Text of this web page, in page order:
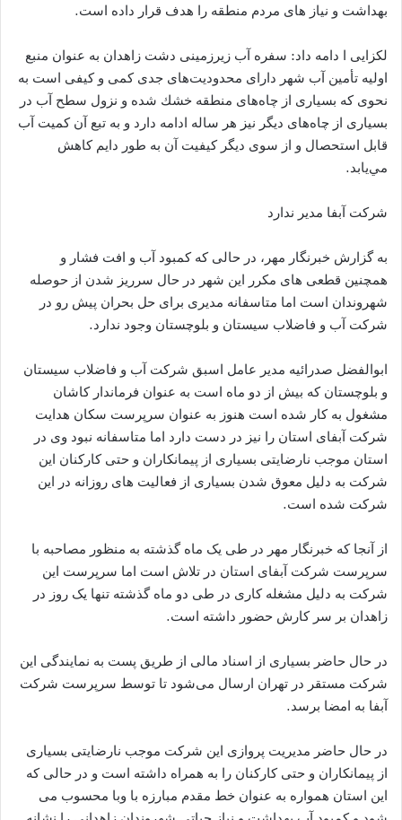
بهداشت و نیاز های مردم منطقه را هدف قرار داده است.
لکزایی ا دامه داد: سفره آب زيرزمينى دشت زاهدان به عنوان منبع
اوليه تأمين آب شهر داراى محدوديت‌هاى جدى كمى و كيفى است به
نحوى كه بسيارى از چاه‌هاى منطقه خشك شده و نزول سطح آب در
بسيارى از چاه‌هاى ديگر نيز هر ساله ادامه دارد و به تبع آن كميت آب
قابل استحصال و از سوى ديگر كيفيت آن به طور دایم كاهش
مي‌يابد.
شرکت آبفا مدیر ندارد
به گزارش خبرنگار مهر، در حالی که کمبود آب و افت فشار و
همچنین قطعی های مکرر این شهر در حال سرریز شدن از حوصله
شهروندان است اما متاسفانه مدیری برای حل بحران پیش رو در
شرکت آب و فاضلاب سیستان و بلوچستان وجود ندارد.
ابوالفضل صدرائیه مدیر عامل اسبق شرکت آب و فاضلاب سیستان
و بلوچستان که بیش از دو ماه است به عنوان فرماندار کاشان
مشغول به کار شده است هنوز به عنوان سرپرست سکان هدایت
شرکت آبفای استان را نیز در دست دارد اما متاسفانه نبود وی در
استان موجب نارضایتی بسیاری از پیمانکاران و حتی کارکنان این
شرکت به دلیل معوق شدن بسیاری از فعالیت های روزانه در این
شرکت شده است.
از آنجا که خبرنگار مهر در طی یک ماه گذشته به منظور مصاحبه با
سرپرست شرکت آبفای استان در تلاش است اما سرپرست این
شرکت به دلیل مشغله کاری در طی دو ماه گذشته تنها یک روز در
زاهدان بر سر کارش حضور داشته است.
در حال حاضر بسیاری از اسناد مالی از طریق پست به نمایندگی این
شرکت مستقر در تهران ارسال می‌شود تا توسط سرپرست شرکت
آبفا به امضا برسد.
در حال حاضر مدیریت پروازی این شرکت موجب نارضایتی بسیاری
از پیمانکاران و حتی کارکنان را به همراه داشته است و در حالی که
این استان همواره به عنوان خط مقدم مبارزه با وبا محسوب می